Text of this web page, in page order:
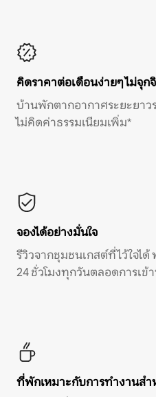
คิดราคาต่อเดือนง่ายๆ ไม่จุก
บ้านพักตากอากาศระยะยาว
ไม่คิดค่าธรรมเนียมเพิ่ม*
จองได้อย่างมั่นใจ
รีวิวจากชุมชนเกสต์ที่ไว้ใจไ
24 ชั่วโมงทุกวันตลอดการเข้
ที่พักเหมาะกับการทำงานส